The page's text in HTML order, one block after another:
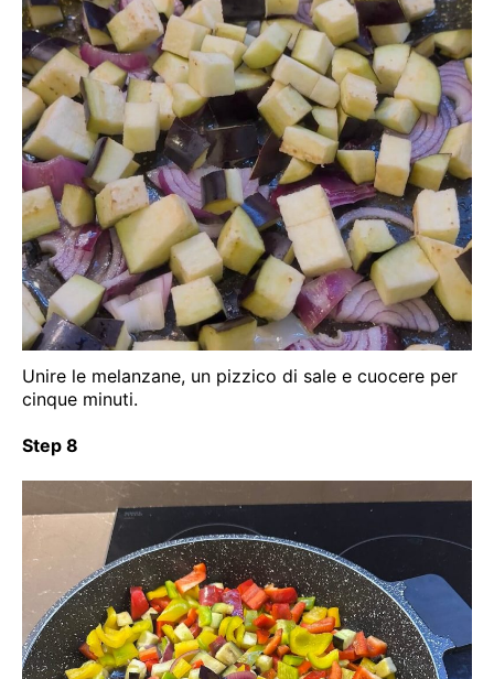
Unire le melanzane, un pizzico di sale e cuocere per
cinque minuti.
Step 8